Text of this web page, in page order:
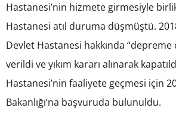
Hastanesi’nin hizmete girmesiyle
Hastanesi atıl duruma düşmüştü.
Devlet Hastanesi hakkında “depreme
verildi ve yıkım kararı alınarak
Hastanesi’nin faaliyete geçmesi için
Bakanlığı’na başvuruda bulunuldu.